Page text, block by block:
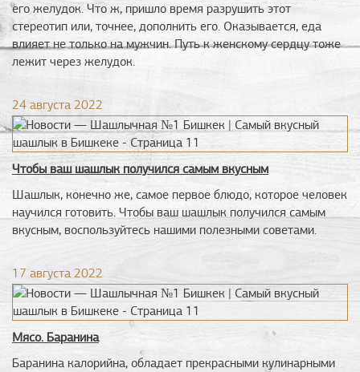
его желудок. Что ж, пришло время разрушить этот
стереотип или, точнее, дополнить его. Оказывается, еда
влияет не только на мужчин. Путь к женскому сердцу тоже
лежит через желудок.
24 августа 2022
Чтобы ваш шашлык получился самым вкусным
Шашлык, конечно же, самое первое блюдо, которое человек
научился готовить. Чтобы ваш шашлык получился самым
вкусным, воспользуйтесь нашими полезными советами.
17 августа 2022
Мясо. Баранина
Баранина калорийна, обладает прекрасными кулинарными